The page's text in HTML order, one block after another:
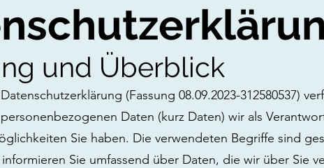
und Überblick
(Fassung 08.09.2023-312580537)
Daten (kurz Daten) wir als
Sie haben. Die verwendeten Begriffe sind
Sie umfassend über Daten, die wir über Sie